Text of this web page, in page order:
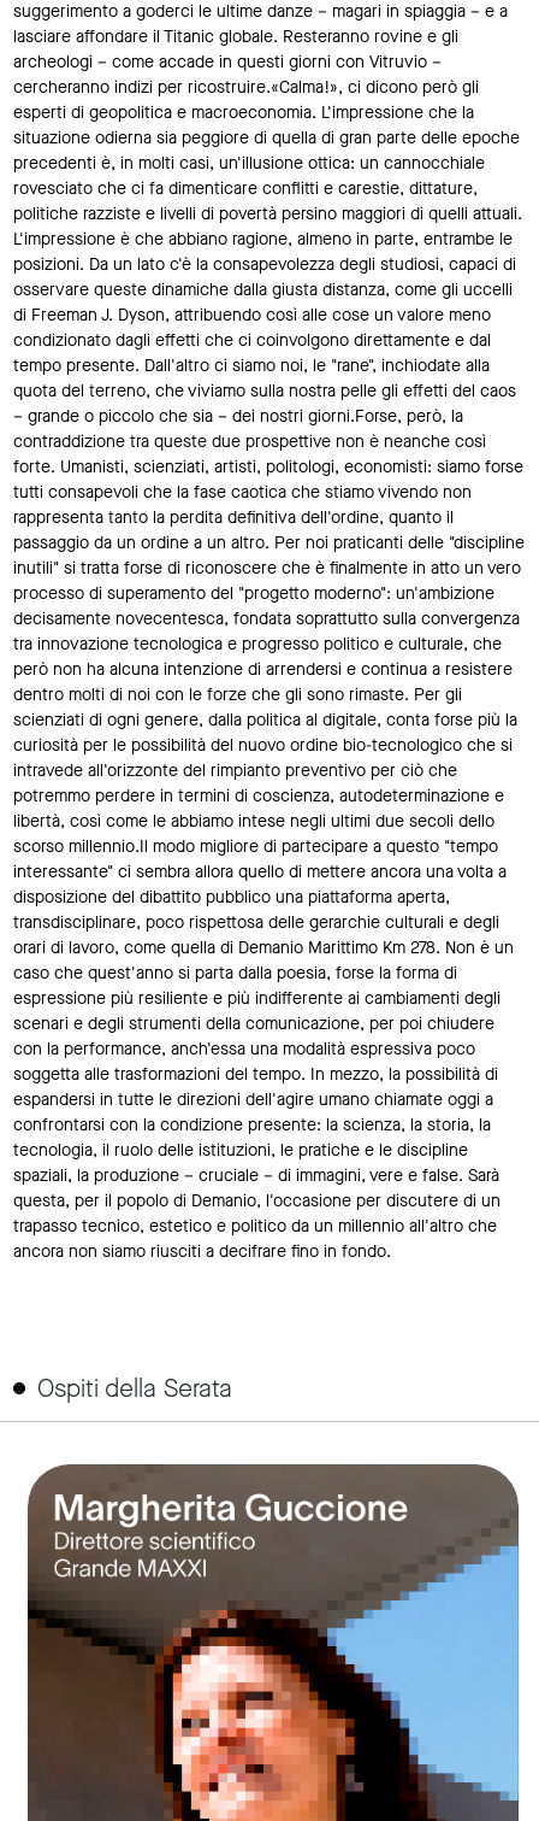
suggerimento a goderci le ultime danze – magari in spiaggia – e a
lasciare affondare il Titanic globale. Resteranno rovine e gli
archeologi – come accade in questi giorni con Vitruvio –
cercheranno indizi per ricostruire.«Calma!», ci dicono però gli
esperti di geopolitica e macroeconomia. L'impressione che la
situazione odierna sia peggiore di quella di gran parte delle epoche
precedenti è, in molti casi, un'illusione ottica: un cannocchiale
rovesciato che ci fa dimenticare conflitti e carestie, dittature,
politiche razziste e livelli di povertà persino maggiori di quelli attuali.
L'impressione è che abbiano ragione, almeno in parte, entrambe le
posizioni. Da un lato c'è la consapevolezza degli studiosi, capaci di
osservare queste dinamiche dalla giusta distanza, come gli uccelli
di Freeman J. Dyson, attribuendo così alle cose un valore meno
condizionato dagli effetti che ci coinvolgono direttamente e dal
tempo presente. Dall'altro ci siamo noi, le "rane", inchiodate alla
quota del terreno, che viviamo sulla nostra pelle gli effetti del caos
– grande o piccolo che sia – dei nostri giorni.Forse, però, la
contraddizione tra queste due prospettive non è neanche così
forte. Umanisti, scienziati, artisti, politologi, economisti: siamo forse
tutti consapevoli che la fase caotica che stiamo vivendo non
rappresenta tanto la perdita definitiva dell'ordine, quanto il
passaggio da un ordine a un altro. Per noi praticanti delle "discipline
inutili" si tratta forse di riconoscere che è finalmente in atto un vero
processo di superamento del "progetto moderno": un'ambizione
decisamente novecentesca, fondata soprattutto sulla convergenza
tra innovazione tecnologica e progresso politico e culturale, che
però non ha alcuna intenzione di arrendersi e continua a resistere
dentro molti di noi con le forze che gli sono rimaste. Per gli
scienziati di ogni genere, dalla politica al digitale, conta forse più la
curiosità per le possibilità del nuovo ordine bio-tecnologico che si
intravede all'orizzonte del rimpianto preventivo per ciò che
potremmo perdere in termini di coscienza, autodeterminazione e
libertà, così come le abbiamo intese negli ultimi due secoli dello
scorso millennio.Il modo migliore di partecipare a questo "tempo
interessante" ci sembra allora quello di mettere ancora una volta a
disposizione del dibattito pubblico una piattaforma aperta,
transdisciplinare, poco rispettosa delle gerarchie culturali e degli
orari di lavoro, come quella di Demanio Marittimo Km 278. Non è un
caso che quest'anno si parta dalla poesia, forse la forma di
espressione più resiliente e più indifferente ai cambiamenti degli
scenari e degli strumenti della comunicazione, per poi chiudere
con la performance, anch'essa una modalità espressiva poco
soggetta alle trasformazioni del tempo. In mezzo, la possibilità di
espandersi in tutte le direzioni dell'agire umano chiamate oggi a
confrontarsi con la condizione presente: la scienza, la storia, la
tecnologia, il ruolo delle istituzioni, le pratiche e le discipline
spaziali, la produzione – cruciale – di immagini, vere e false. Sarà
questa, per il popolo di Demanio, l'occasione per discutere di un
trapasso tecnico, estetico e politico da un millennio all'altro che
ancora non siamo riusciti a decifrare fino in fondo.
Ospiti della Serata